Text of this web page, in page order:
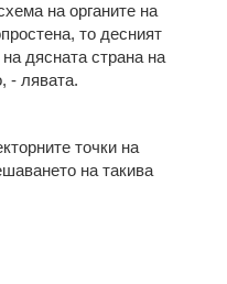
на органите на
то десният
дясната страна на
- лявата.
точки на
на такива